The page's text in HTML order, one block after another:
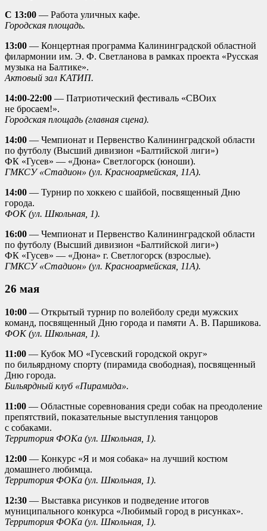
С 13:00 — Работа уличных кафе.
Городская площадь.
13:00 — Концертная программа Калининградской областной
филармонии им. Э. Ф. Светланова в рамках проекта «Русская
музыка на Балтике».
Актовый зал КАТИП.
14:00-22:00 — Патриотический фестиваль «СВОих
не бросаем!».
Городская площадь (главная сцена).
14:00 — Чемпионат и Первенство Калининградской области
по футболу (Высший дивизион «Балтийской лиги»)
ФК «Гусев» — «Дюна» Светлогорск (юноши).
ГМКСУ «Стадион» (ул. Красноармейская, 11А).
14:00 — Турнир по хоккею с шайбой, посвященный Дню
города.
ФОК (ул. Школьная, 1).
16:00 — Чемпионат и Первенство Калининградской области
по футболу (Высший дивизион «Балтийской лиги»)
ФК «Гусев» — «Дюна» г. Светлогорск (взрослые).
ГМКСУ «Стадион» (ул. Красноармейская, 11А).
26 мая
10:00 — Открытый турнир по волейболу среди мужских
команд, посвященный Дню города и памяти А. В. Паршикова.
ФОК (ул. Школьная, 1).
11:00 — Кубок МО «Гусевский городской округ»
по бильярдному спорту (пирамида свободная), посвященный
Дню города.
Бильярдный клуб «Пирамида».
11:00 — Областные соревнования среди собак на преодоление
препятствий, показательные выступления танцоров
с собаками.
Территория ФОКа (ул. Школьная, 1).
12:00 — Конкурс «Я и моя собака» на лучший костюм
домашнего любимца.
Территория ФОКа (ул. Школьная, 1).
12:30 — Выставка рисунков и подведение итогов
муниципального конкурса «Любимый город в рисунках».
Территория ФОКа (ул. Школьная, 1).